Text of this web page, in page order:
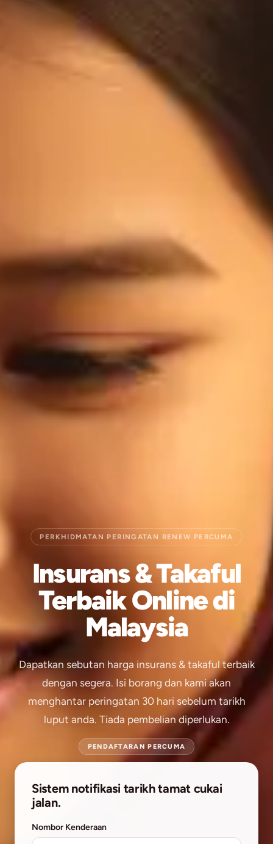
PERKHIDMATAN PERINGATAN RENEW PERCUMA
Insurans & Takaful
Terbaik Onlinedi
Malaysia
Dapatkan sebutan harga insurans & takaful terbaik
dengan segera. Isi borang dan kami akan
menghantar peringatan 30 hari sebelum tarikh
luput anda. Tiada pembelian diperlukan.
PENDAFTARAN PERCUMA
Sistem notifikasi tarikh tamat cukai
jalan.
Nombor Kenderaan